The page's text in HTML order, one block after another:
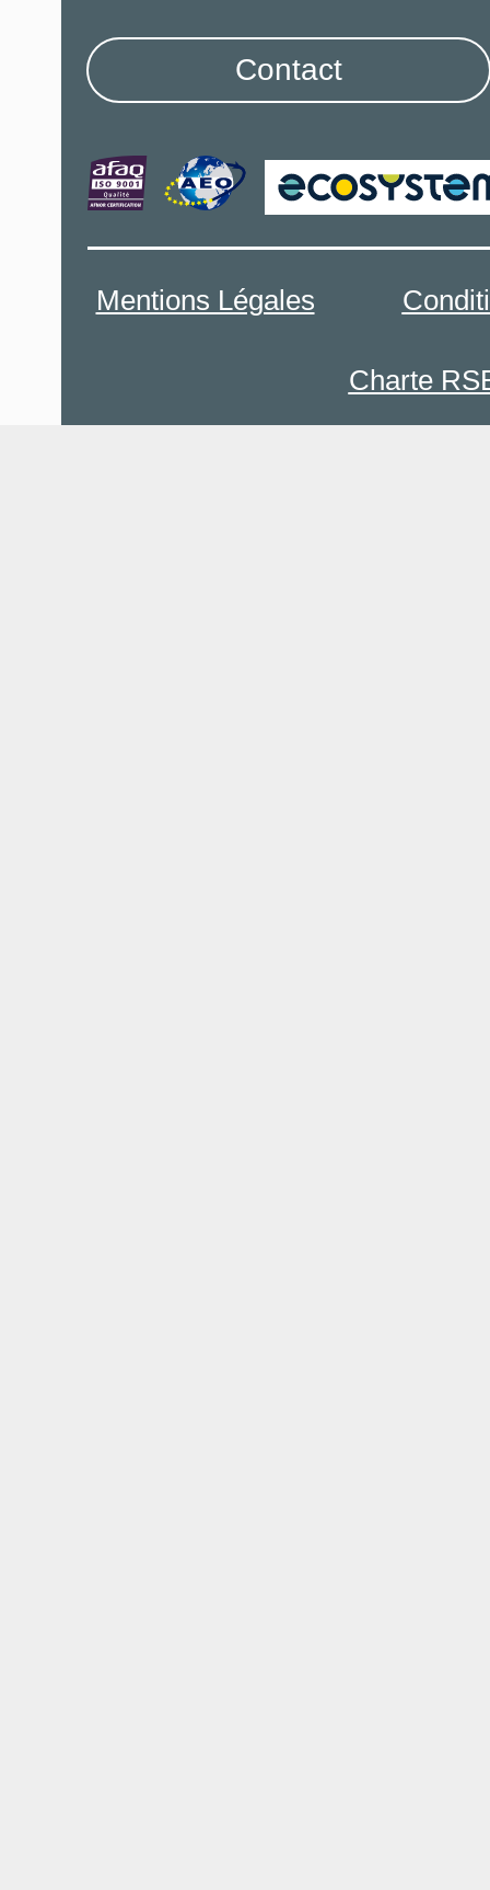
Mentions Légales
Charte
Contact